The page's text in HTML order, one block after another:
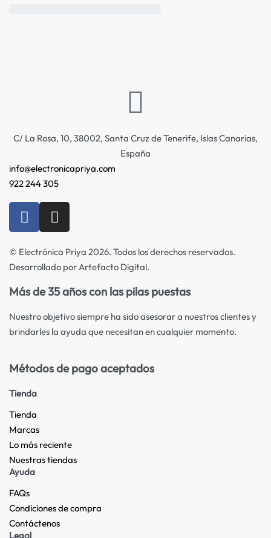
C/ La Rosa, 10, 38002, Santa Cruz de Tenerife, Islas Canarias,
España
info@electronicapriya.com
922 244 305
© Electrónica Priya 2026. Todos los derechos reservados.
Desarrollado por Artefacto Digital.
Más de 35 años con las pilas puestas
Nuestro objetivo siempre ha sido asesorar a nuestros clientes y
brindarles la ayuda que necesitan en cualquier momento.
Métodos de pago aceptados
Tienda
Tienda
Marcas
Lo más reciente​
Nuestras tiendas​
Ayuda
FAQs
Condiciones de compra
Contáctenos
Legal